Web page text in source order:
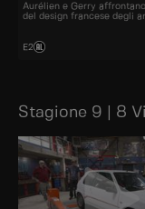
Aurélien e Gerry
del design francese degli
E2
Stagione 9 | 8